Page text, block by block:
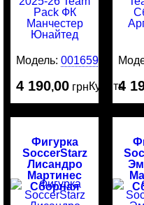
Модель:0016594
4 190,00 грнКупить4
Фигурка
SoccerStarz
Лисандро
Мартинес
Сборная
Аргентины